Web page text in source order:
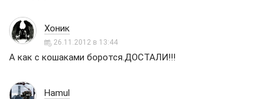
Хоник
26.11.2012 в 13:44
А как с кошаками боротся.ДОСТАЛИ!!!
Hamul